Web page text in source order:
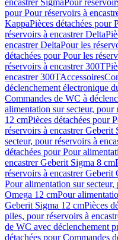
encastrer SigmaPour
pour Pour réservoirs à
KappaPièces détachées pour
réservoirs à encastrer Delta
encastrer DeltaPour les
détachées pour Pour les
réservoirs à encastrer 300T
encastrer 300TAccessoires
déclenchement électronique
Commandes de WC à
alimentation sur secteur, pour
12 cmPièces détachées pour
réservoirs à encastrer Geberit
secteur, pour réservoirs à
détachées pour Pour
encastrer Geberit Sigma 8 cm
réservoirs à encastrer Geberit
Pour alimentation sur
Omega 12 cmPour
Geberit Sigma 12 cmPièces
piles, pour réservoirs à
de WC avec déclenchement
détachées pour Commandes